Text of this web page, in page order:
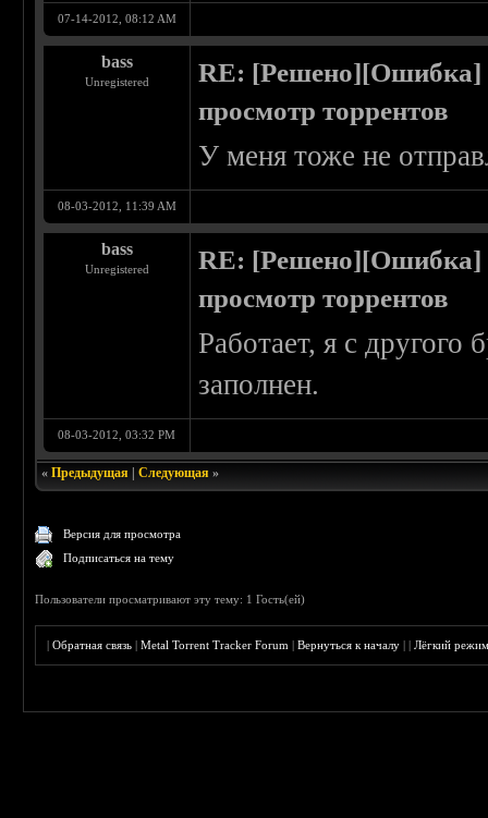
07-14-2012, 08:12 AM
bass
Unregistered
RE: [Решено][Ошибка]
просмотр торрентов
У меня тоже не
08-03-2012, 11:39 AM
bass
Unregistered
RE: [Решено][Ошибка]
просмотр торрентов
Работает, я с другого
заполнен.
08-03-2012, 03:32 PM
«Предыдущая |Следующая »
Версия для просмотра
Подписаться на тему
Пользователи просматривают эту тему: 1 Гость(ей)
|Обратная связь |Metal Torrent Tracker Forum |Вернуться к началу ||Лёгкий